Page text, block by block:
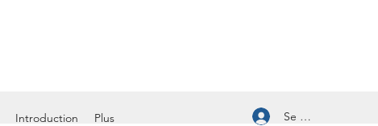
Introduction Plus Se connecter